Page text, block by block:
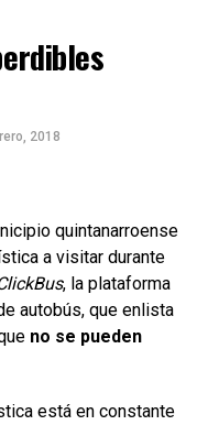
2018
quintanarroense
a visitar durante
, la plataforma
autobús, que enlista
no se pueden
está en constante